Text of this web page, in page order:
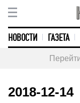
НОВОСТИ ГАЗЕТА
2018-12-14